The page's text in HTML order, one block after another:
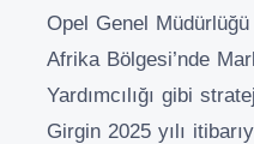
Opel Genel
Afrika Bölgesi’nde
Yardımcılığı gibi
Girgin 2025 yılı